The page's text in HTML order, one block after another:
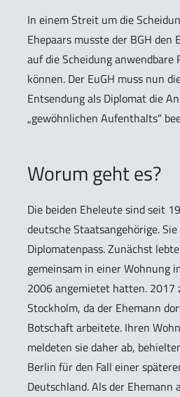
In einem Streit um die
Ehepaars musste der BGH den
auf die Scheidung anwendbare
können. Der EuGH muss nun
Entsendung als Diplomat die
„gewöhnlichen Aufenthalts“
Worum geht es?
Die beiden Eheleute sind seit
deutsche Staatsangehörige.
Diplomatenpass. Zunächst
gemeinsam in einer Wohnung
2006 angemietet hatten. 2017
Stockholm, da der Ehemann
Botschaft arbeitete. Ihren
meldeten sie daher ab,
Berlin für den Fall einer
Deutschland. Als der Ehemann